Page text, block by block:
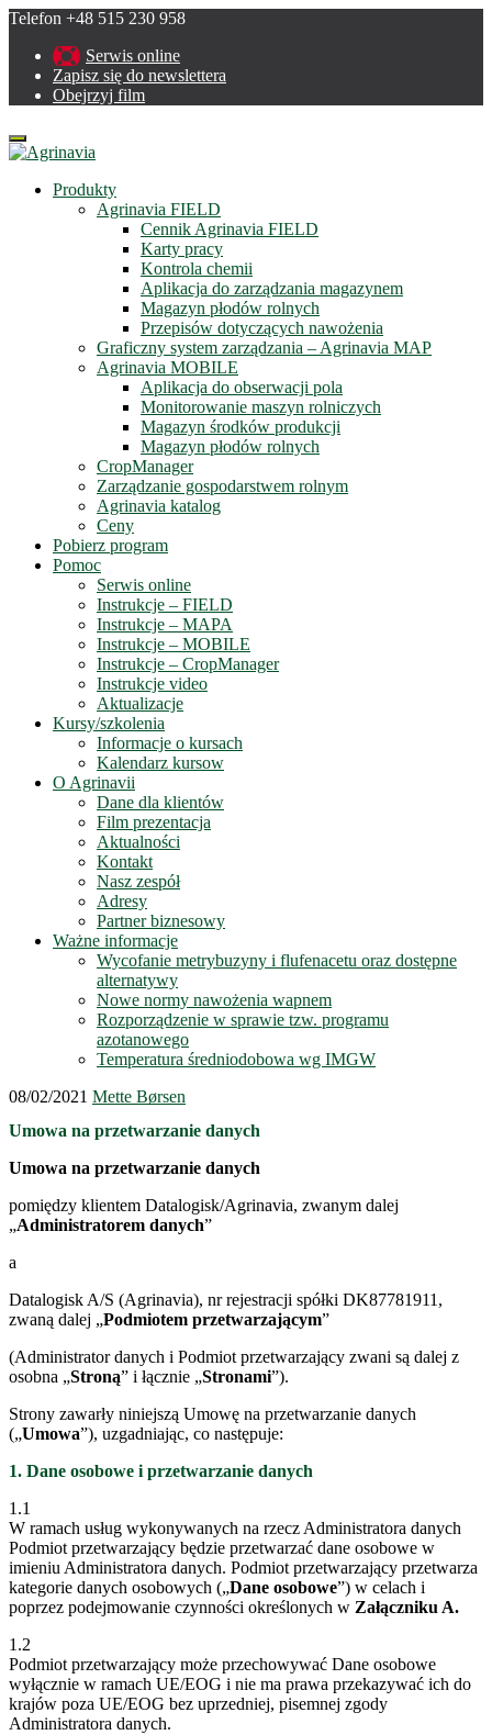
Telefon +48 515 230 958
Serwis online
Zapisz się do newslettera
Obejrzyj film
Menu
Produkty
Agrinavia FIELD
Cennik Agrinavia FIELD
Karty pracy
Kontrola chemii
Aplikacja do zarządzania magazynem
Magazyn płodów rolnych
Przepisów dotyczących nawożenia
Graficzny system zarządzania – Agrinavia MAP
Agrinavia MOBILE
Aplikacja do obserwacji pola
Monitorowanie maszyn rolniczych
Magazyn środków produkcji
Magazyn płodów rolnych
CropManager
Zarządzanie gospodarstwem rolnym
Agrinavia katalog
Ceny
Pobierz program
Pomoc
Serwis online
Instrukcje – FIELD
Instrukcje – MAPA
Instrukcje – MOBILE
Instrukcje – CropManager
Instrukcje video
Aktualizacje
Kursy/szkolenia
Informacje o kursach
Kalendarz kursow
O Agrinavii
Dane dla klientów
Film prezentacja
Aktualności
Kontakt
Nasz zespół
Adresy
Partner biznesowy
Ważne informacje
Wycofanie metrybuzyny i flufenacetu oraz dostępne
alternatywy
Nowe normy nawożenia wapnem
Rozporządzenie w sprawie tzw. programu
azotanowego
Temperatura średniodobowa wg IMGW
08/02/2021 Mette Børsen
Umowa na przetwarzanie danych
Umowa na przetwarzanie danych
pomiędzy klientem Datalogisk/Agrinavia, zwanym dalej
„Administratorem danych”
a
Datalogisk A/S (Agrinavia), nr rejestracji spółki DK87781911,
zwaną dalej „Podmiotem przetwarzającym”
(Administrator danych i Podmiot przetwarzający zwani są dalej z
osobna „Stroną” i łącznie „Stronami”).
Strony zawarły niniejszą Umowę na przetwarzanie danych
(„Umowa”), uzgadniając, co następuje:
1. Dane osobowe i przetwarzanie danych
1.1
W ramach usług wykonywanych na rzecz Administratora danych
Podmiot przetwarzający będzie przetwarzać dane osobowe w
imieniu Administratora danych. Podmiot przetwarzający przetwarza
kategorie danych osobowych („Dane osobowe”) w celach i
poprzez podejmowanie czynności określonych w Załączniku A.
1.2
Podmiot przetwarzający może przechowywać Dane osobowe
wyłącznie w ramach UE/EOG i nie ma prawa przekazywać ich do
krajów poza UE/EOG bez uprzedniej, pisemnej zgody
Administratora danych.